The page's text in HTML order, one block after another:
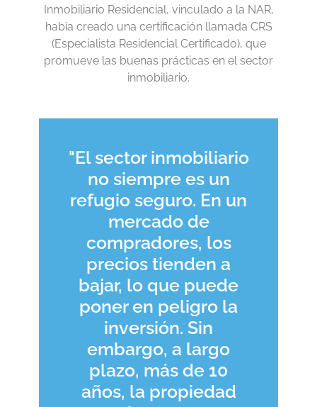
Inmobiliario Residencial, vinculado a la NAR,
había creado una certificación llamada CRS
(Especialista Residencial Certificado), que
promueve las buenas prácticas en el sector
inmobiliario.
"El sector inmobiliario
no siempre es un
refugio seguro. En un
mercado de
compradores, los
precios tienden a
bajar, lo que puede
poner en peligro la
inversión. Sin
embargo, a largo
plazo, más de 10
años, la propiedad